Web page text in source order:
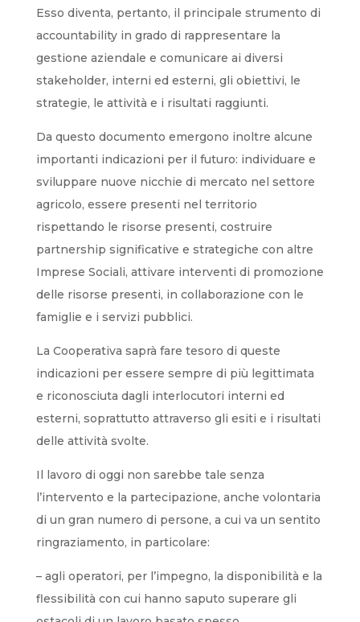
Esso diventa, pertanto, il principale strumento di
accountability in grado di rappresentare la
gestione aziendale e comunicare ai diversi
stakeholder, interni ed esterni, gli obiettivi, le
strategie, le attività e i risultati raggiunti.
Da questo documento emergono inoltre alcune
importanti indicazioni per il futuro: individuare e
sviluppare nuove nicchie di mercato nel settore
agricolo, essere presenti nel territorio
rispettando le risorse presenti, costruire
partnership significative e strategiche con altre
Imprese Sociali, attivare interventi di promozione
delle risorse presenti, in collaborazione con le
famiglie e i servizi pubblici.
La Cooperativa saprà fare tesoro di queste
indicazioni per essere sempre di più legittimata
e riconosciuta dagli interlocutori interni ed
esterni, soprattutto attraverso gli esiti e i risultati
delle attività svolte.
Il lavoro di oggi non sarebbe tale senza
l’intervento e la partecipazione, anche volontaria
di un gran numero di persone, a cui va un sentito
ringraziamento, in particolare:
– agli operatori, per l’impegno, la disponibilità e la
flessibilità con cui hanno saputo superare gli